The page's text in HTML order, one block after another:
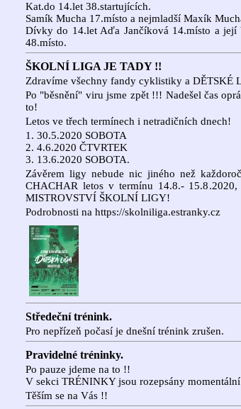
Kat.do 14.let 38.startujících.
Samík Mucha 17.místo a nejmladší Maxík
Dívky do 14.let Aďa Jančíková 14.místo a její
48.místo.
ŠKOLNÍ LIGA JE TADY !!
Zdravíme všechny fandy cyklistiky a DĚTSKÉ
Po "běsnění" viru jsme zpět !!! Nadešel čas
to!
Letos ve třech termínech i netradičních dnech!
1. 30.5.2020 SOBOTA
2. 4.6.2020 ČTVRTEK
3. 13.6.2020 SOBOTA.
Závěrem ligy nebude nic jiného než
CHACHAR letos v termínu 14.8.-
MISTROVSTVÍ ŠKOLNÍ LIGY!
Podrobnosti na https://skolniliga.estranky.cz
Středeční trénink.
Pro nepřízeň počasí je dnešní trénink zrušen.
Pravidelné tréninky.
Po pauze jdeme na to !!
V sekci TRÉNINKY jsou rozepsány
Těším se na Vás !!